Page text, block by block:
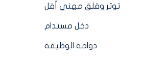
توتر وقلق مهني أقل
دخل مستدام
دوامة الوظيفة